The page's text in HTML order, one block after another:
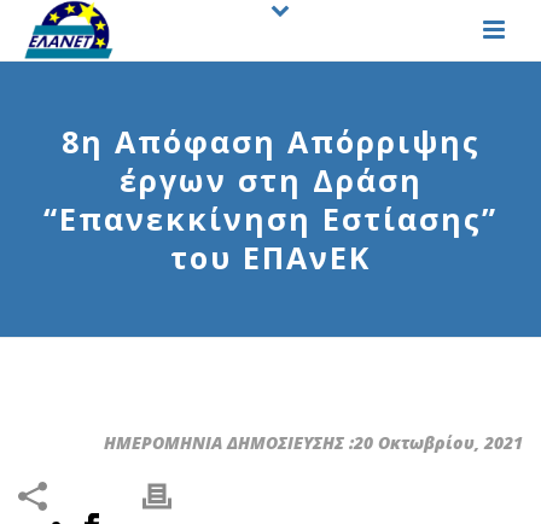
8η Απόφαση Απόρριψης
έργων στη Δράση
“Επανεκκίνηση Εστίασης”
του ΕΠΑνΕΚ
ΗΜΕΡΟΜΗΝΙΑ ΔΗΜΟΣΙΕΥΣΗΣ :20 Οκτωβρίου, 2021